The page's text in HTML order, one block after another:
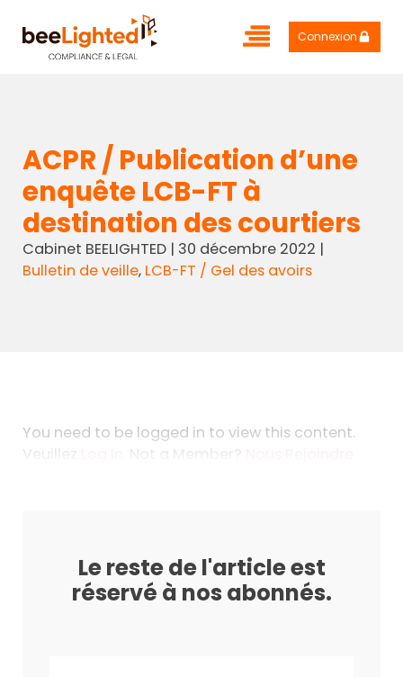
Connexion
ACPR / Publication d’une
enquête LCB-FT à
destination des courtiers
Cabinet BEELIGHTED| 30 décembre 2022 |
Bulletin de veille, LCB-FT / Gel des avoirs
You need to be logged in to view this content.
Veuillez
. Not a Member?
Le reste de l'article est
réservé à nos abonnés.